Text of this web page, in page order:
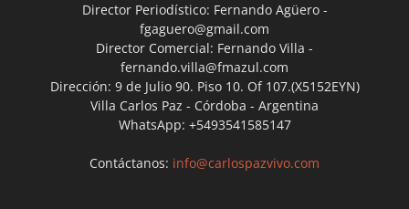
Director Periodístico: Fernando Agüero -
fgaguero@gmail.com
Director Comercial: Fernando Villa -
fernando.villa@fmazul.com
Dirección: 9 de Julio 90. Piso 10. Of 107.(X5152EYN)
Villa Carlos Paz - Córdoba - Argentina
WhatsApp: +5493541585147
Contáctanos: info@carlospazvivo.com